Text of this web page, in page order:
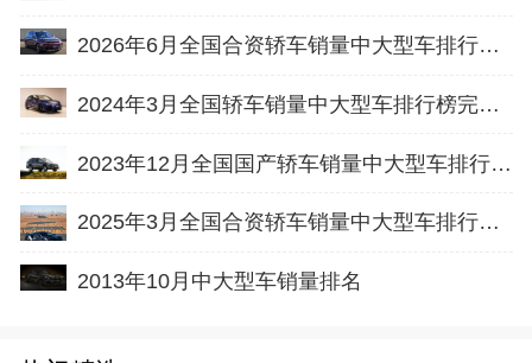
2026年6月全国合资轿车销量中大型车排行榜完整版(批发量
2024年3月全国轿车销量中大型车排行榜完整版(出口量
2023年12月全国国产轿车销量中大型车排行榜完整版(零售量
2025年3月全国合资轿车销量中大型车排行榜完整版(批发量
2013年10月中大型车销量排名